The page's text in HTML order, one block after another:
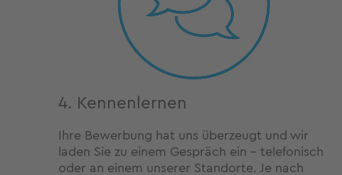
4. Kennenlernen
Ihre Bewerbung hat uns überzeugt und wir
laden Sie zu einem Gespräch ein - telefonisch
oder an einem unserer Standorte. Je nach